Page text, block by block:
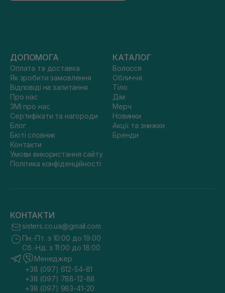
ДОПОМОГА
Оплата та доставка
Як зробити замовлення
Відповіді на запитання
Про нас
ЗМІ про нас
Сертифікати та нагороди
Блог
Бюті словник
Контакти
Умови використання сайту
Політика конфіденційності
КАТАЛОГ
Волосся
Обличчя
Тіло
Дім
Мерч
Новинки
Акції та знижки
Бренди
КОНТАКТИ
sisters.co.ua@gmail.com
Пн.-Пт. з 10:00 до 19:00
Сб.-Нд. з 11:00 до 18:00
Менеджер
+38 (097) 612-54-81
+38 (097) 788-12-88
+38 (097) 983-41-20